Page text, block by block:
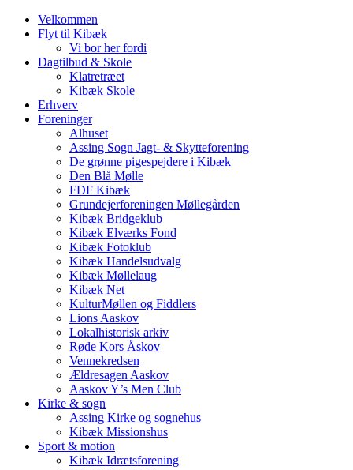
Velkommen
Flyt til Kibæk
Vi bor her fordi
Dagtilbud & Skole
Klatretræet
Kibæk Skole
Erhverv
Foreninger
Alhuset
Assing Sogn Jagt- & Skytteforening
De grønne pigespejdere i Kibæk
Den Blå Mølle
FDF Kibæk
Grundejerforeningen Møllegården
Kibæk Bridgeklub
Kibæk Elværks Fond
Kibæk Fotoklub
Kibæk Handelsudvalg
Kibæk Møllelaug
Kibæk Net
KulturMøllen og Fiddlers
Lions Aaskov
Lokalhistorisk arkiv
Røde Kors Åskov
Vennekredsen
Ældresagen Aaskov
Aaskov Y’s Men Club
Kirke & sogn
Assing Kirke og sognehus
Kibæk Missionshus
Sport & motion
Kibæk Idrætsforening